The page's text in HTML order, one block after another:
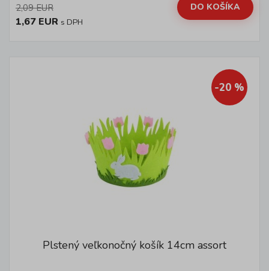
2,09 EUR
1,67 EUR s DPH
DO KOŠÍKA
-20 %
Plstený veľkonočný košík 14cm assort